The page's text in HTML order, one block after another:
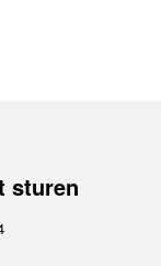
sturen